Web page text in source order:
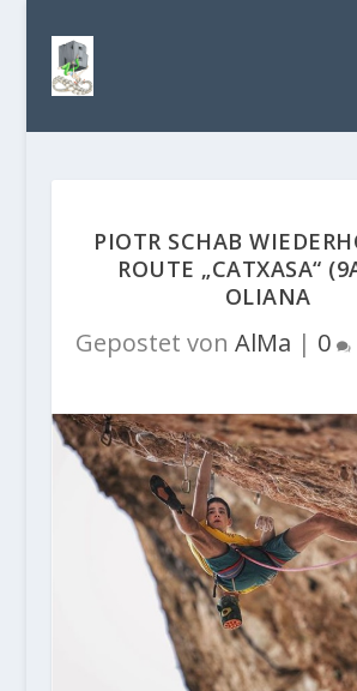
PIOTR SCHAB
ROUTE „CATXASA“
OLIANA
Gepostet von AlMa | 0